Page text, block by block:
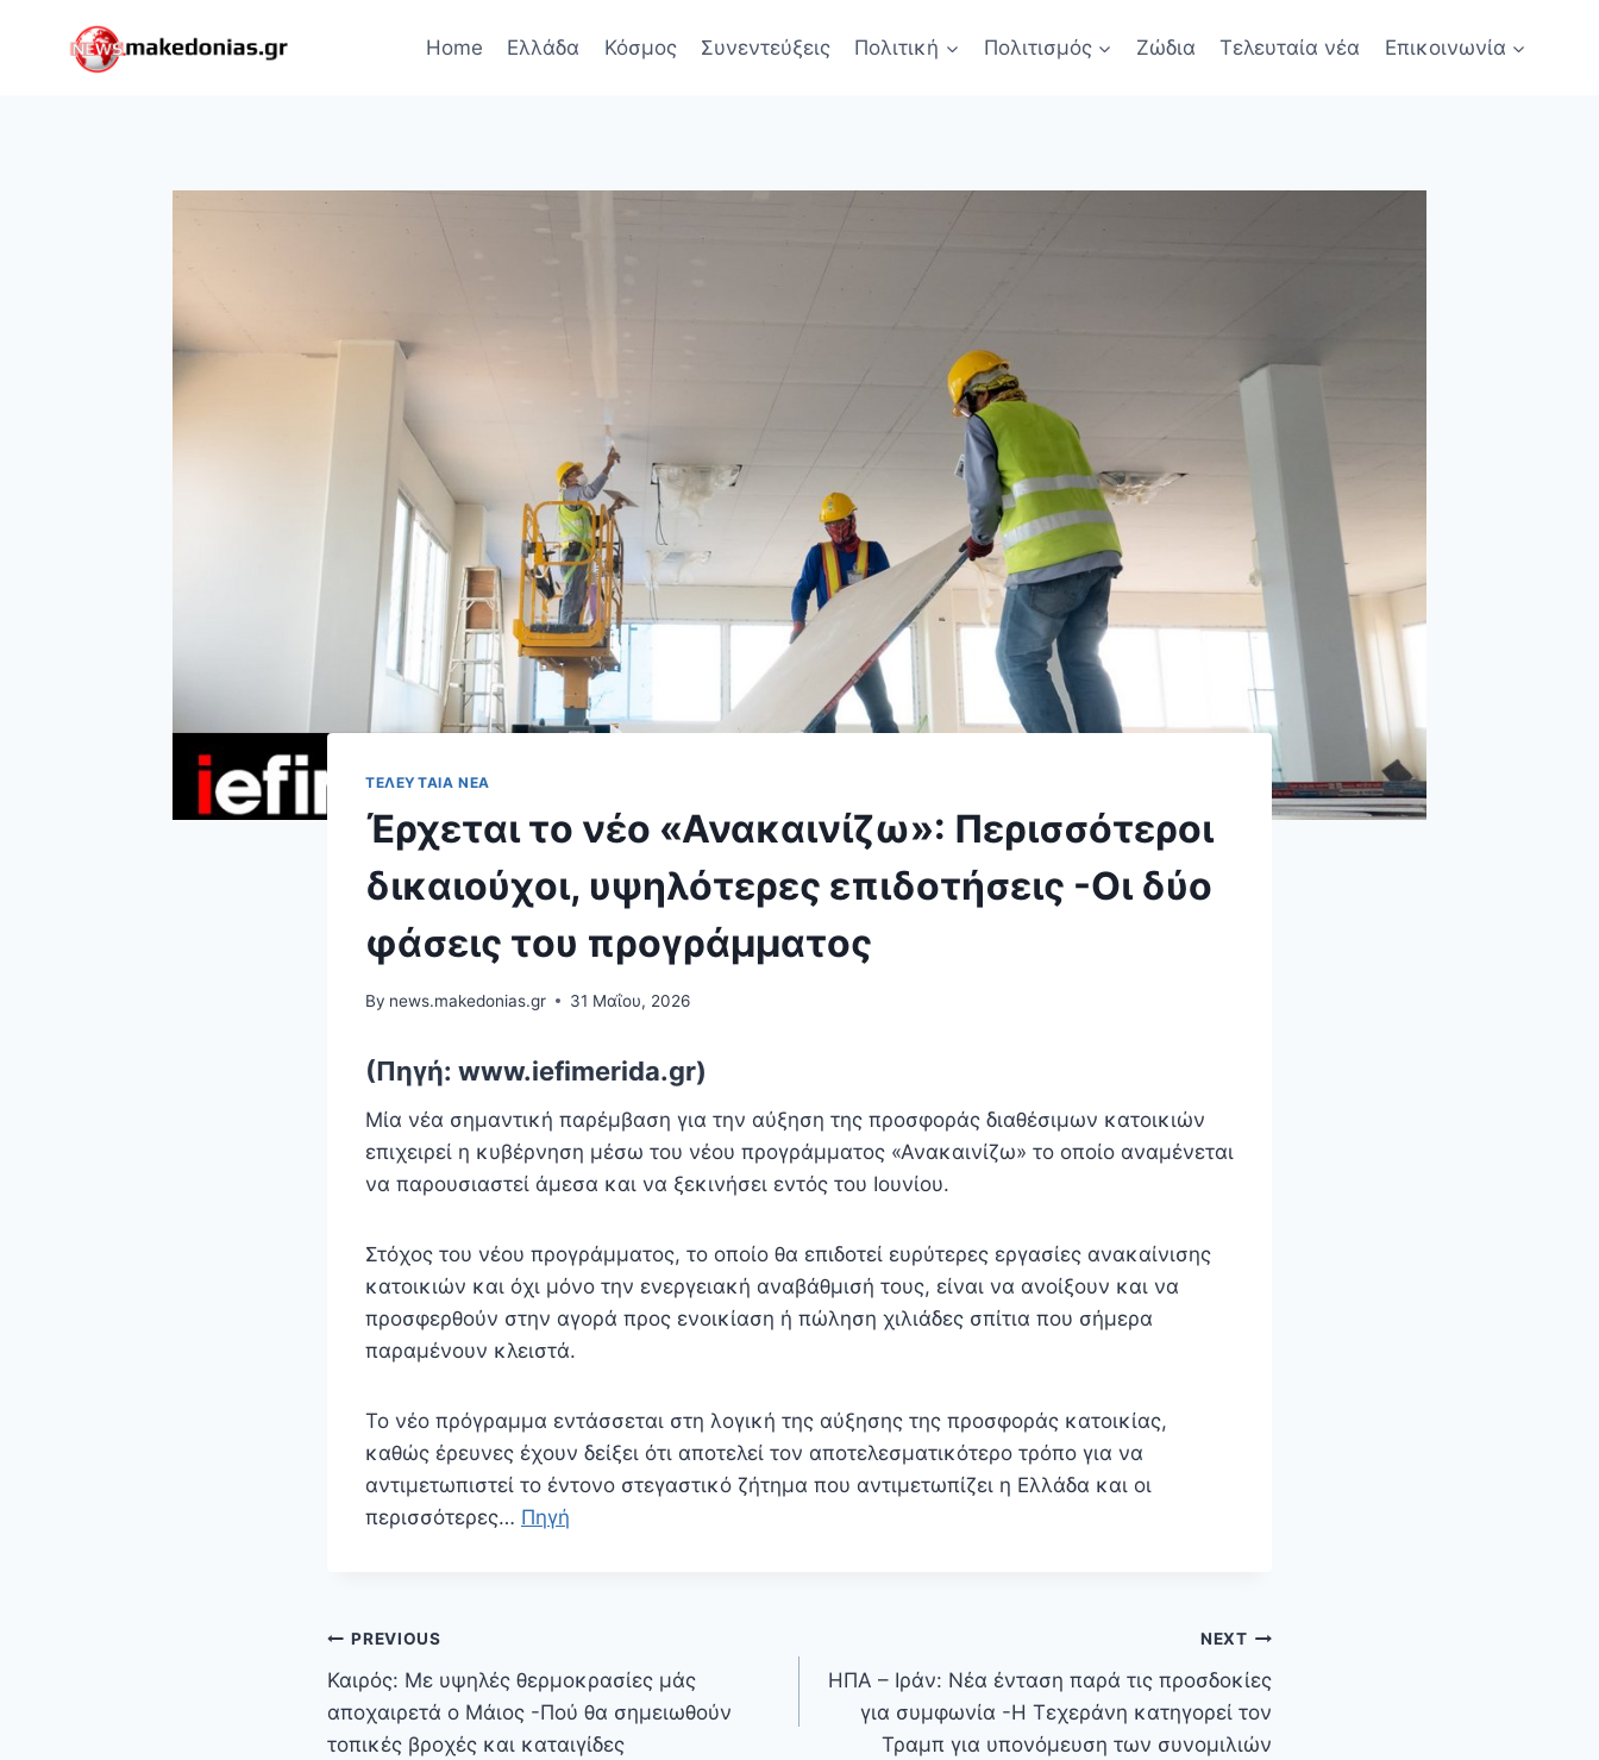
Home Ελλάδα Κόσμος Συνεντεύξεις Πολιτική Πολιτισμός Ζώδια Τελευταία νέα Επικοινωνία
ΤΕΛΕΥΤΑΊΑ ΝΈΑ
Έρχεται το νέο «Ανακαινίζω»: Περισσότεροι
δικαιούχοι, υψηλότερες επιδοτήσεις -Οι δύο
φάσεις του προγράμματος
By news.makedonias.gr 31 Μαΐου, 2026
(Πηγή: www.iefimerida.gr)
Μία νέα σημαντική παρέμβαση για την αύξηση της προσφοράς διαθέσιμων κατοικιών
επιχειρεί η κυβέρνηση μέσω του νέου προγράμματος «Ανακαινίζω» το οποίο αναμένεται
να παρουσιαστεί άμεσα και να ξεκινήσει εντός του Ιουνίου.
Στόχος του νέου προγράμματος, το οποίο θα επιδοτεί ευρύτερες εργασίες ανακαίνισης
κατοικιών και όχι μόνο την ενεργειακή αναβάθμισή τους, είναι να ανοίξουν και να
προσφερθούν στην αγορά προς ενοικίαση ή πώληση χιλιάδες σπίτια που σήμερα
παραμένουν κλειστά.
Το νέο πρόγραμμα εντάσσεται στη λογική της αύξησης της προσφοράς κατοικίας,
καθώς έρευνες έχουν δείξει ότι αποτελεί τον αποτελεσματικότερο τρόπο για να
αντιμετωπιστεί το έντονο στεγαστικό ζήτημα που αντιμετωπίζει η Ελλάδα και οι
περισσότερες… Πηγή
Πλοήγηση
άρθρων
PREVIOUS
Καιρός: Με υψηλές θερμοκρασίες μάς
αποχαιρετά ο Μάιος -Πού θα σημειωθούν
τοπικές βροχές και καταιγίδες
NEXT
ΗΠΑ – Ιράν: Νέα ένταση παρά τις προσδοκίες
για συμφωνία -Η Τεχεράνη κατηγορεί τον
Τραμπ για υπονόμευση των συνομιλιών